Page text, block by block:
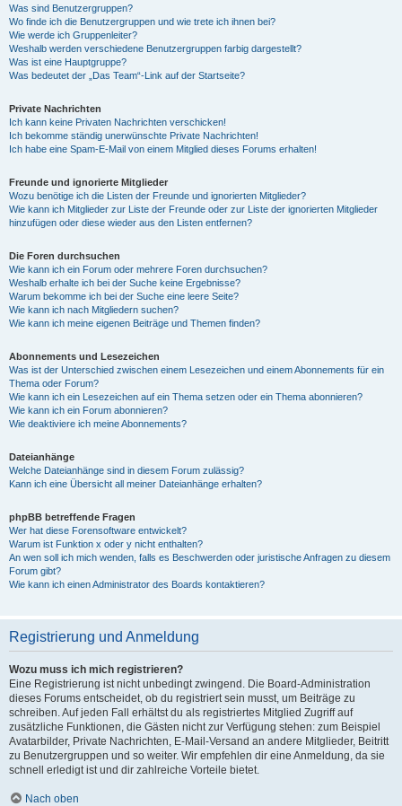
Was sind Benutzergruppen?
Wo finde ich die Benutzergruppen und wie trete ich ihnen bei?
Wie werde ich Gruppenleiter?
Weshalb werden verschiedene Benutzergruppen farbig dargestellt?
Was ist eine Hauptgruppe?
Was bedeutet der „Das Team“-Link auf der Startseite?
Private Nachrichten
Ich kann keine Privaten Nachrichten verschicken!
Ich bekomme ständig unerwünschte Private Nachrichten!
Ich habe eine Spam-E-Mail von einem Mitglied dieses Forums erhalten!
Freunde und ignorierte Mitglieder
Wozu benötige ich die Listen der Freunde und ignorierten Mitglieder?
Wie kann ich Mitglieder zur Liste der Freunde oder zur Liste der ignorierten Mitglieder
hinzufügen oder diese wieder aus den Listen entfernen?
Die Foren durchsuchen
Wie kann ich ein Forum oder mehrere Foren durchsuchen?
Weshalb erhalte ich bei der Suche keine Ergebnisse?
Warum bekomme ich bei der Suche eine leere Seite?
Wie kann ich nach Mitgliedern suchen?
Wie kann ich meine eigenen Beiträge und Themen finden?
Abonnements und Lesezeichen
Was ist der Unterschied zwischen einem Lesezeichen und einem Abonnements für ein
Thema oder Forum?
Wie kann ich ein Lesezeichen auf ein Thema setzen oder ein Thema abonnieren?
Wie kann ich ein Forum abonnieren?
Wie deaktiviere ich meine Abonnements?
Dateianhänge
Welche Dateianhänge sind in diesem Forum zulässig?
Kann ich eine Übersicht all meiner Dateianhänge erhalten?
phpBB betreffende Fragen
Wer hat diese Forensoftware entwickelt?
Warum ist Funktion x oder y nicht enthalten?
An wen soll ich mich wenden, falls es Beschwerden oder juristische Anfragen zu diesem
Forum gibt?
Wie kann ich einen Administrator des Boards kontaktieren?
Registrierung und Anmeldung
Wozu muss ich mich registrieren?
Eine Registrierung ist nicht unbedingt zwingend. Die Board-Administration
dieses Forums entscheidet, ob du registriert sein musst, um Beiträge zu
schreiben. Auf jeden Fall erhältst du als registriertes Mitglied Zugriff auf
zusätzliche Funktionen, die Gästen nicht zur Verfügung stehen: zum Beispiel
Avatarbilder, Private Nachrichten, E-Mail-Versand an andere Mitglieder, Beitritt
zu Benutzergruppen und so weiter. Wir empfehlen dir eine Anmeldung, da sie
schnell erledigt ist und dir zahlreiche Vorteile bietet.
Nach oben